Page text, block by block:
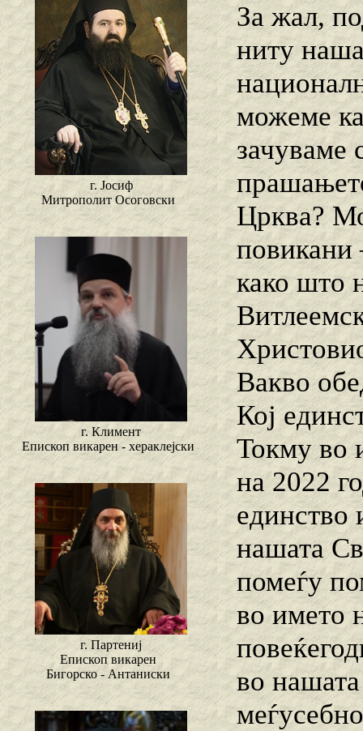
г. Јосиф
Митрополит Осоговски
г. Климент
Епископ викарен - хераклејски
г. Партениј
Епископ викарен
Бигорско - Антаниски
За жал,
ниту
можеме
зачуваме
Црква?
повикани
како што
Вакво
Кој
Токму во
на 2022
единство
нашата
помеѓу
во името
во